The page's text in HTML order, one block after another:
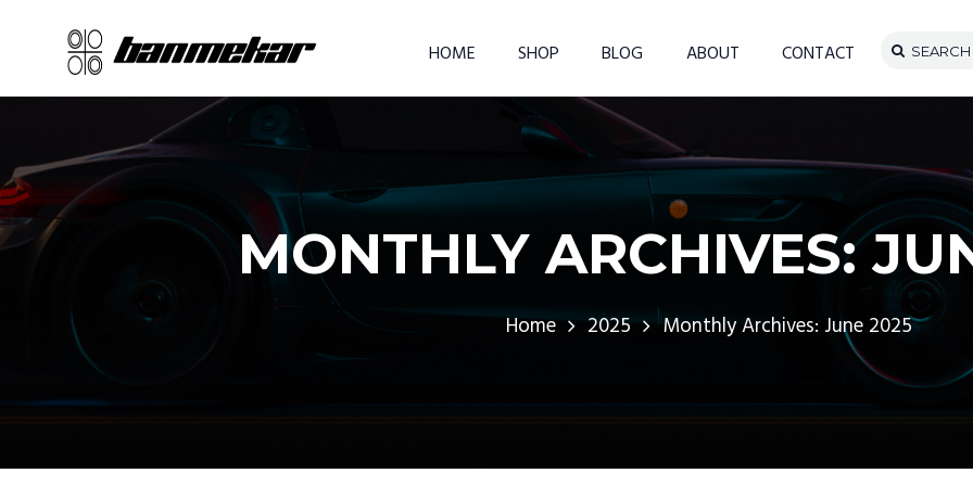
HOME SHOP BLOG ABOUT CONTACT
MONTHLY ARCHIVES:
Home 2025 Monthly Archives: June 2025